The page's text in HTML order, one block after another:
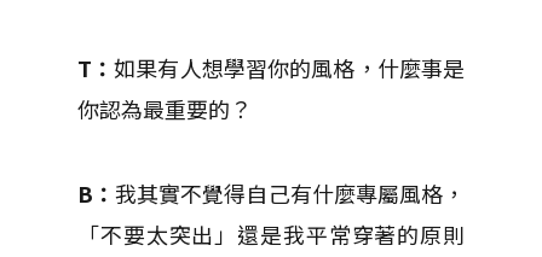
T：如果有人想學習你的風格，什麼事是
你認為最重要的？
B：我其實不覺得自己有什麼專屬風格，
「不要太突出」還是我平常穿著的原則